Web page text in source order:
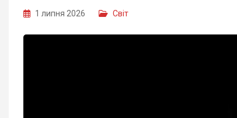
1 липня 2026 Світ